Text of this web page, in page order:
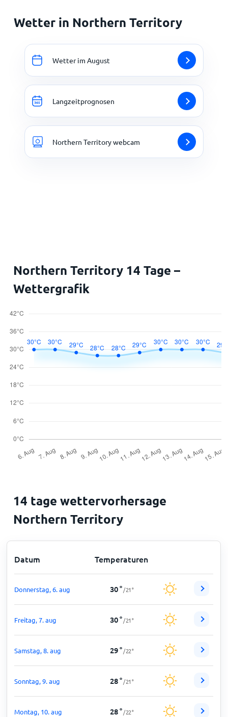
Wetter in Northern Territory
Wetter im August
Langzeitprognosen
Northern Territory webcam
Northern Territory 14 Tage –
Wettergrafik
14 tage wettervorhersage
Northern Territory
Datum Temperaturen
Donnerstag, 6. aug 30° /21°
Freitag, 7. aug 30° /21°
Samstag, 8. aug 29° /22°
Sonntag, 9. aug 28° /21°
Montag, 10. aug 28° /22°